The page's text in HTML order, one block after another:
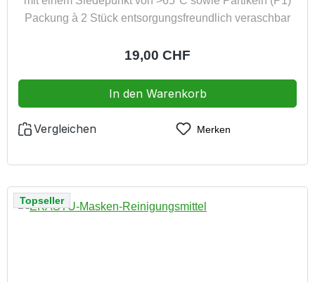
Packung à 2 Stück entsorgungsfreundlich veraschbar
Regulärer Preis:
19,00 CHF
In den Warenkorb
Vergleichen Merken
Topseller